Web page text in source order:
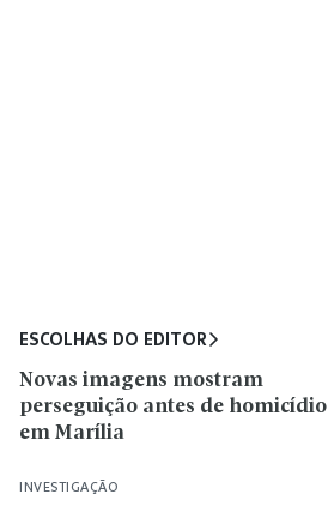
ESCOLHAS DO EDITOR
INVESTIGAÇÃO
Novas imagens mostram
perseguição antes de homicídio
em Marília